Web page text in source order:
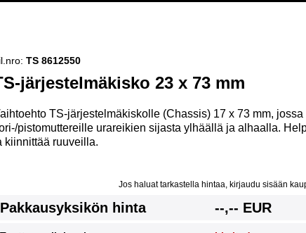
järjestelmäkisko 23 x 73 mm
TS 8612550
TS-järjestelmäkiskolle (Chassis) 17 x 73 mm, jossa
pistomuttereille urareikien sijasta ylhäällä ja alhaalla.
kiinnittää ruuveilla.
Jos haluat tarkastella hintaa, kirjaudu sisään
Pakkausyksikön hinta --,-- EUR